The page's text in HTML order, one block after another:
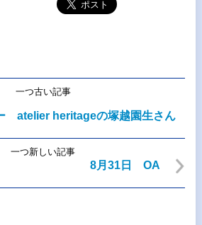
一つ古い記事
atelier heritageの塚越園生さん
一つ新しい記事
8月31日 OA